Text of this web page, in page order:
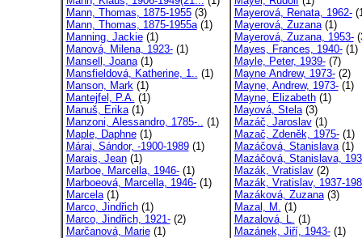
Mann, Thomas, 1875-1955(3)
Mann, Thomas, 1875-1955a(1)
Manning, Jackie(1)
Manová, Milena, 1923-(1)
Mansell, Joana(1)
Mansfieldová, Katherine, 1.. (1)
Manson, Mark(1)
Mantejfel, P.A. (1)
Manuš, Erika(1)
Manzoni, Alessandro, 1785-.. (1)
Maple, Daphne(1)
Márai, Sándor, -1900-1989(1)
Marais, Jean(1)
Marboe, Marcella, 1946-(1)
Marboeová, Marcella, 1946-(1)
Marcela(1)
Marco, Jindřich(1)
Marco, Jindřich, 1921-(2)
Marčanová, Marie(1)
Mayerová, Renata, 1962-
Mayerová, Zuzana(1)
Mayerová, Zuzana, 1953-
Mayes, Frances, 1940-(1)
Mayle, Peter, 1939-(7)
Mayne Andrew, 1973-(2)
Mayne, Andrew, 1973-(1)
Mayne, Elizabeth(1)
Mayová, Stela(3)
Mazáč, Jaroslav(1)
Mazač, Zdeněk, 1975-(1)
Mazáčová, Stanislava(1)
Mazáčová, Stanislava,
Mazák, Vratislav(2)
Mazák, Vratislav, 1937-
Mazáková, Zuzana(3)
Mazal, M. (1)
Mazalová, L. (1)
Mazánek, Jiří, 1943-(1)